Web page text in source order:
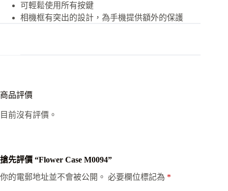
可輕鬆使用所有按鍵
相機框有突出的設計，為手機提供額外的保護
商品評價
目前沒有評價。
搶先評價 “Flower Case M0094”
你的電郵地址並不會被公開。 必要欄位標記為 *